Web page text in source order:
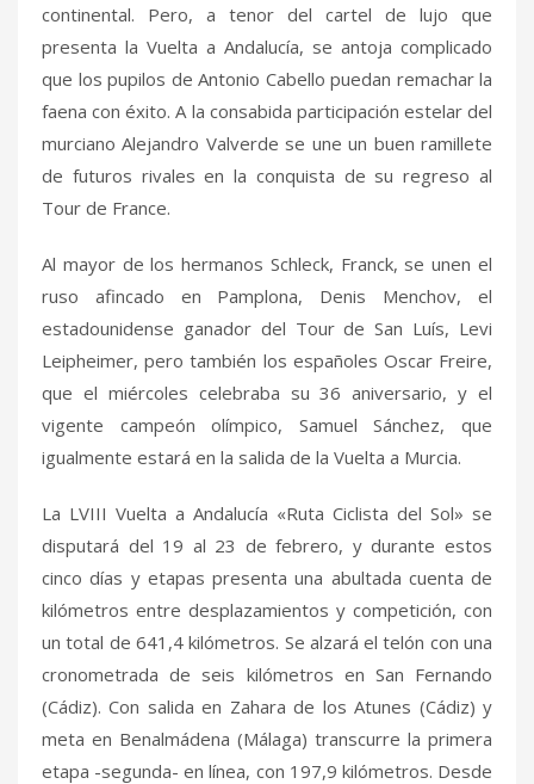
continental. Pero, a tenor del cartel de lujo que
presenta la Vuelta a Andalucía, se antoja complicado
que los pupilos de Antonio Cabello puedan remachar la
faena con éxito. A la consabida participación estelar del
murciano Alejandro Valverde se une un buen ramillete
de futuros rivales en la conquista de su regreso al
Tour de France.
Al mayor de los hermanos Schleck, Franck, se unen el
ruso afincado en Pamplona, Denis Menchov, el
estadounidense ganador del Tour de San Luís, Levi
Leipheimer, pero también los españoles Oscar Freire,
que el miércoles celebraba su 36 aniversario, y el
vigente campeón olímpico, Samuel Sánchez, que
igualmente estará en la salida de la Vuelta a Murcia.
La LVIII Vuelta a Andalucía «Ruta Ciclista del Sol» se
disputará del 19 al 23 de febrero, y durante estos
cinco días y etapas presenta una abultada cuenta de
kilómetros entre desplazamientos y competición, con
un total de 641,4 kilómetros. Se alzará el telón con una
cronometrada de seis kilómetros en San Fernando
(Cádiz). Con salida en Zahara de los Atunes (Cádiz) y
meta en Benalmádena (Málaga) transcurre la primera
etapa -segunda- en línea, con 197,9 kilómetros. Desde